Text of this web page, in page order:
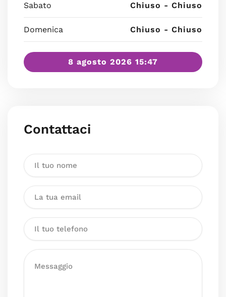
Sabato Chiuso - Chiuso
Domenica Chiuso - Chiuso
8 agosto 2026 15:47
Contattaci